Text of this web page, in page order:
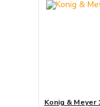
Konig & Meyer